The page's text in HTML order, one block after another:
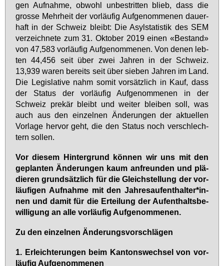
gen Auf­nah­me, ob­wohl un­be­strit­ten blieb, dass die
gros­se Mehr­heit der vor­läu­fig Auf­ge­nom­me­nen dau­er­
haft in der Schweiz bleibt: Die Asyl­sta­tis­tik des SEM
ver­zeich­ne­te zum 31. Ok­to­ber 2019 ei­nen «Be­stand»
von 47,583 vor­läu­fig Auf­ge­nom­me­nen. Von de­nen leb­
ten 44,456 seit über zwei Jah­ren in der Schweiz.
13,939 wa­ren be­reits seit über sie­ben Jah­ren im Land.
Die Le­gis­la­ti­ve nahm so­mit vor­sätz­lich in Kauf, dass
der Sta­tus der vor­läu­fig Auf­ge­nom­me­nen in der
Schweiz pre­kär bleibt und wei­ter blei­ben soll, was
auch aus den ein­zel­nen Än­de­run­gen der ak­tu­el­len
Vor­la­ge her­vor geht, die den Sta­tus noch ver­schlech­
tern sol­len.
Vor die­sem Hin­ter­grund kön­nen wir uns mit den
ge­plan­ten Än­de­run­gen kaum an­freun­den und plä­
die­ren grund­sätz­lich für die Gleich­stel­lung der vor­
läu­fi­gen Auf­nah­me mit den Jah­res­auf­ent­hal­ter*in­
nen und da­mit für die Er­tei­lung der Auf­ent­halts­be­
wil­li­gung an al­le vor­läu­fig Auf­ge­nom­me­nen.
Zu den ein­zel­nen Än­de­rungs­vor­schlä­gen
1. Er­leich­te­run­gen beim Kan­tons­wech­sel von vor­
läu­fig Auf­ge­nom­me­nen